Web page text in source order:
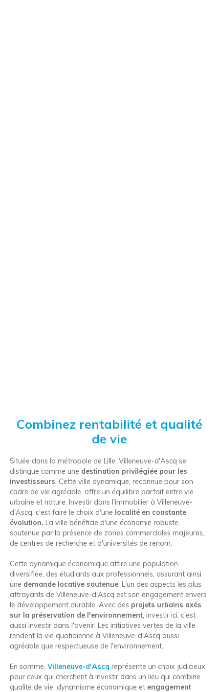
Combinez rentabilité et qualité
de vie
Située dans la métropole de Lille, Villeneuve-d'Ascq se
distingue comme une destination privilégiée pour les
investisseurs. Cette ville dynamique, reconnue pour son
cadre de vie agréable, offre un équilibre parfait entre vie
urbaine et nature. Investir dans l'immobilier à Villeneuve-
d'Ascq, c'est faire le choix d'une localité en constante
évolution. La ville bénéficie d'une économie robuste,
soutenue par la présence de zones commerciales majeures,
de centres de recherche et d'universités de renom.
Cette dynamique économique attire une population
diversifiée, des étudiants aux professionnels, assurant ainsi
une demande locative soutenue. L'un des aspects les plus
attrayants de Villeneuve-d'Ascq est son engagement envers
le développement durable. Avec des projets urbains axés
sur la préservation de l'environnement, investir ici, c'est
aussi investir dans l'avenir. Les initiatives vertes de la ville
rendent la vie quotidienne à Villeneuve-d'Ascq aussi
agréable que respectueuse de l'environnement.
En somme, Villeneuve-d'Ascq représente un choix judicieux
pour ceux qui cherchent à investir dans un lieu qui combine
qualité de vie, dynamisme économique et engagement